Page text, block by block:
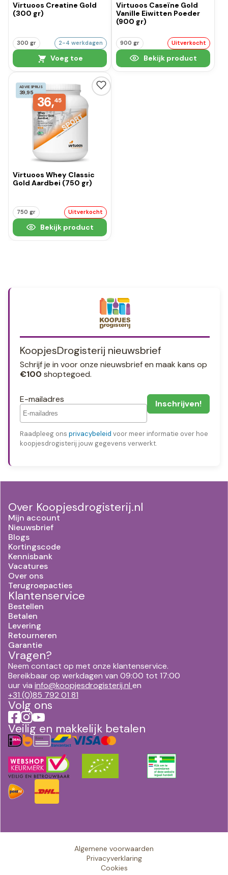
Virtuoos Creatine Gold
(300 gr)
300 gr 2-4 werkdagen
Voeg toe
Virtuoos Caseïne Gold
Vanille Eiwitten Poeder
(900 gr)
900 gr Uitverkocht
Bekijk product
ADVIESPRIJS
39,95
36,45
Virtuoos Whey Classic
Gold Aardbei (750 gr)
750 gr Uitverkocht
Bekijk product
KoopjesDrogisterij nieuwsbrief
Schrijf je in voor onze nieuwsbrief en maak kans op
€100 shoptegoed.
E-mailadres
Raadpleeg ons privacybeleid voor meer informatie over hoe
koopjesdrogisterij jouw gegevens verwerkt.
Over Koopjesdrogisterij.nl
Mijn account
Nieuwsbrief
Blogs
Kortingscode
Kennisbank
Vacatures
Over ons
Terugroepacties
Klantenservice
Bestellen
Betalen
Levering
Retourneren
Garantie
Vragen?
Neem contact op met onze klantenservice.
Bereikbaar op werkdagen van 09:00 tot 17:00
uur via info@koopjesdrogisterij.nl en
+31 (0)85 792 01 81
Volg ons
Veilig en makkelijk betalen
Algemene voorwaarden
Privacyverklaring
Cookies